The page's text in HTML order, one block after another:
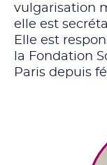
vulgarisation
elle est
Elle est
la Fondation
Paris depuis